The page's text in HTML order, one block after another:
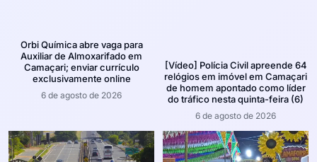
Orbi Química abre vaga para
Auxiliar de Almoxarifado em
Camaçari; enviar currículo
exclusivamente online
6 de agosto de 2026
[Vídeo] Polícia Civil apreende 64
relógios em imóvel em Camaçari
de homem apontado como líder
do tráfico nesta quinta-feira (6)
6 de agosto de 2026